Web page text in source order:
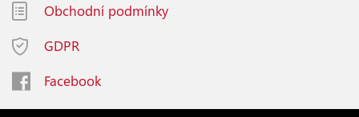
Obchodní podmínky
GDPR
Facebook